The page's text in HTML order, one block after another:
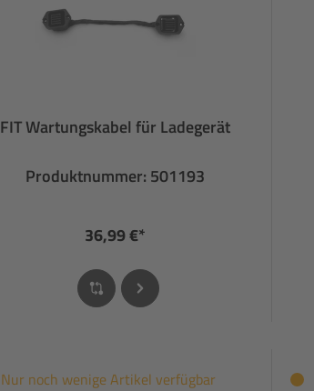
FIT Wartungskabel für Ladegerät
Produktnummer: 501193
36,99 €*
Nur noch wenige Artikel verfügbar